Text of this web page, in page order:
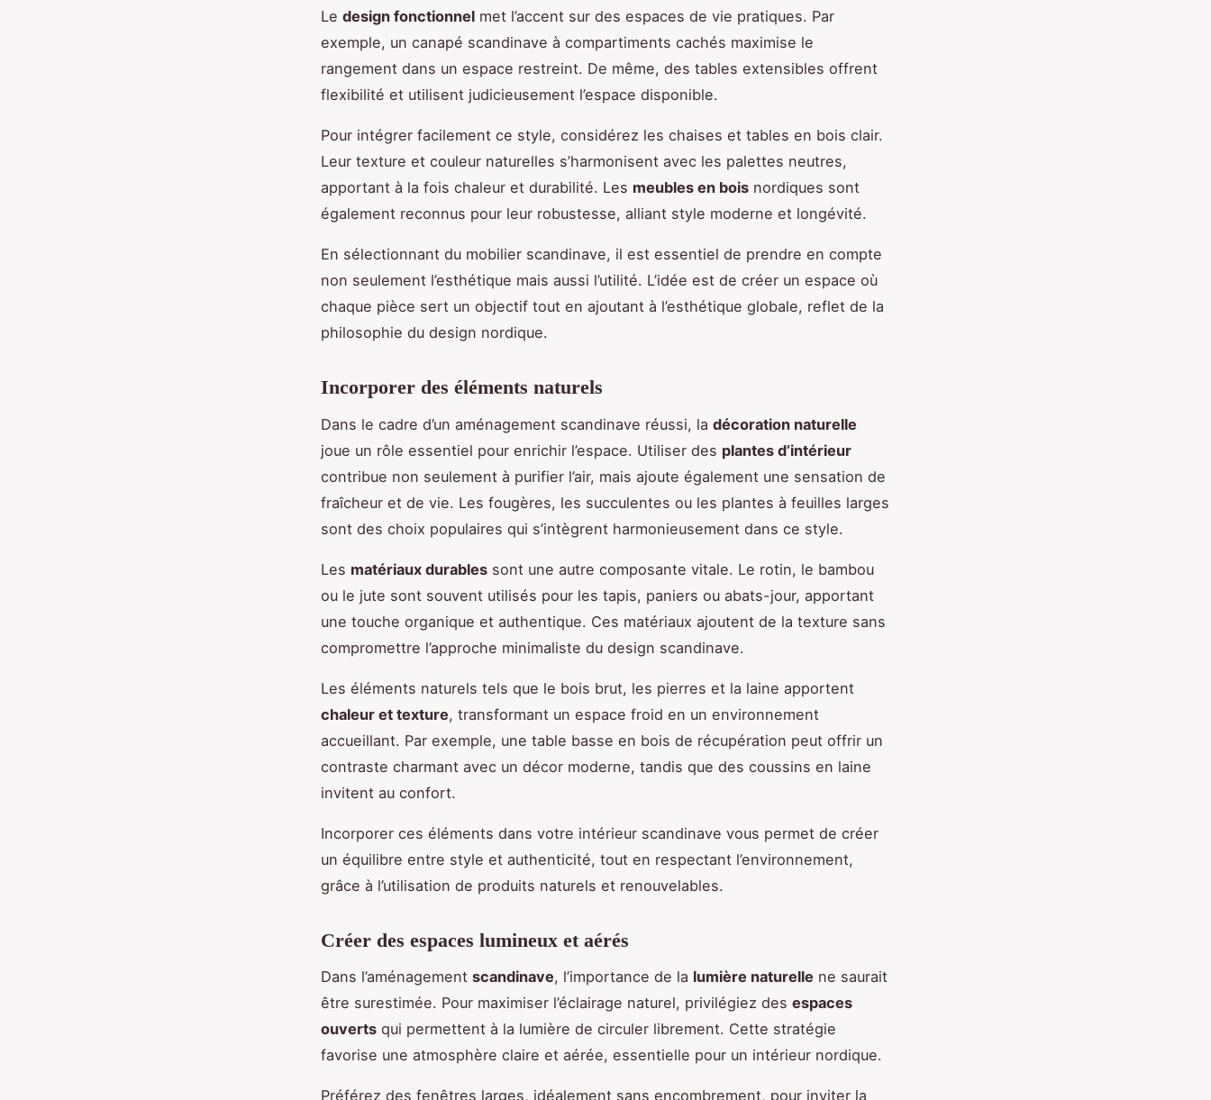
Le design fonctionnel met l’accent sur des espaces de vie pratiques. Par
exemple, un canapé scandinave à compartiments cachés maximise le
rangement dans un espace restreint. De même, des tables extensibles offrent
flexibilité et utilisent judicieusement l’espace disponible.
Pour intégrer facilement ce style, considérez les chaises et tables en bois clair.
Leur texture et couleur naturelles s’harmonisent avec les palettes neutres,
apportant à la fois chaleur et durabilité. Les meubles en bois nordiques sont
également reconnus pour leur robustesse, alliant style moderne et longévité.
En sélectionnant du mobilier scandinave, il est essentiel de prendre en compte
non seulement l’esthétique mais aussi l’utilité. L’idée est de créer un espace où
chaque pièce sert un objectif tout en ajoutant à l’esthétique globale, reflet de la
philosophie du design nordique.
Incorporer des éléments naturels
Dans le cadre d’un aménagement scandinave réussi, la décoration naturelle
joue un rôle essentiel pour enrichir l’espace. Utiliser des plantes d’intérieur
contribue non seulement à purifier l’air, mais ajoute également une sensation de
fraîcheur et de vie. Les fougères, les succulentes ou les plantes à feuilles larges
sont des choix populaires qui s’intègrent harmonieusement dans ce style.
Les matériaux durables sont une autre composante vitale. Le rotin, le bambou
ou le jute sont souvent utilisés pour les tapis, paniers ou abats-jour, apportant
une touche organique et authentique. Ces matériaux ajoutent de la texture sans
compromettre l’approche minimaliste du design scandinave.
Les éléments naturels tels que le bois brut, les pierres et la laine apportent
chaleur et texture, transformant un espace froid en un environnement
accueillant. Par exemple, une table basse en bois de récupération peut offrir un
contraste charmant avec un décor moderne, tandis que des coussins en laine
invitent au confort.
Incorporer ces éléments dans votre intérieur scandinave vous permet de créer
un équilibre entre style et authenticité, tout en respectant l’environnement,
grâce à l’utilisation de produits naturels et renouvelables.
Créer des espaces lumineux et aérés
Dans l’aménagement scandinave, l’importance de la lumière naturelle ne saurait
être surestimée. Pour maximiser l’éclairage naturel, privilégiez des espaces
ouverts qui permettent à la lumière de circuler librement. Cette stratégie
favorise une atmosphère claire et aérée, essentielle pour un intérieur nordique.
Préférez des fenêtres larges, idéalement sans encombrement, pour inviter la